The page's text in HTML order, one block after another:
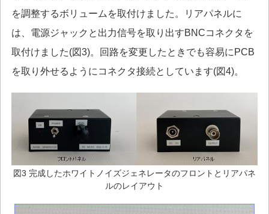
を調整するボリュームを取付けました。リアパネルに
は、電源ジャックと出力信号を取り出すBNCコネクタを
取付けました(図3)。回路を変更したときでも容易にPCB
を取り外せるようにコネクタ接続としています(図4)。
図3 完成したホワイトノイズジェネレータのフロントとリアパネ
ルのレイアウト